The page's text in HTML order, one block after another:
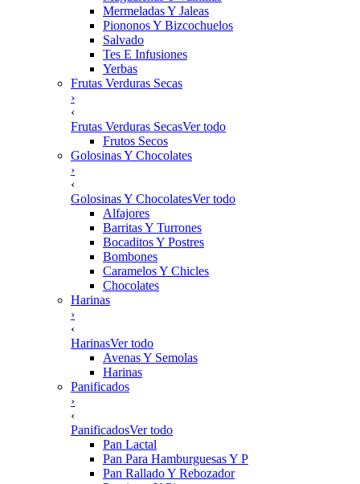
Mermeladas Y Jaleas
Piononos Y Bizcochuelos
Salvado
Tes E Infusiones
Yerbas
Frutas Verduras Secas
›
‹
Frutas Verduras SecasVer todo
Frutos Secos
Golosinas Y Chocolates
›
‹
Golosinas Y ChocolatesVer todo
Alfajores
Barritas Y Turrones
Bocaditos Y Postres
Bombones
Caramelos Y Chicles
Chocolates
Harinas
›
‹
HarinasVer todo
Avenas Y Semolas
Harinas
Panificados
›
‹
PanificadosVer todo
Pan Lactal
Pan Para Hamburguesas Y P
Pan Rallado Y Rebozador